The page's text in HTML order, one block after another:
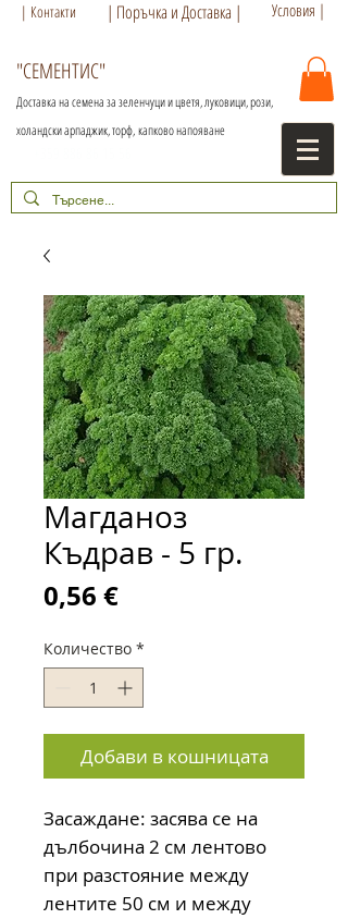
| Контакти | Поръчка и Доставка | Условия |
"СЕМЕНТИС"
Доставка на семена за зеленчуци и цветя, луковици, рози,
холандски арпаджик, торф,капково напояване
Магданоз
Къдрав - 5 гр.
0,56 €Цена
Количество *
Добави в кошницата
Засаждане: засява се на
дълбочина 2 см лентово
при разстояние между
лентите 50 см и между